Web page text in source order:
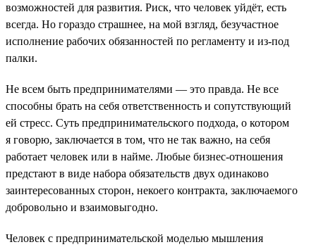
возможностей для развития. Риск, что человек уйдёт, есть
всегда. Но гораздо страшнее, на мой взгляд, безучастное
исполнение рабочих обязанностей по регламенту и из-под
палки.
Не всем быть предпринимателями — это правда. Не все
способны брать на себя ответственность и сопутствующий
ей стресс. Суть предпринимательского подхода, о котором
я говорю, заключается в том, что не так важно, на себя
работает человек или в найме. Любые бизнес-отношения
предстают в виде набора обязательств двух одинаково
заинтересованных сторон, некоего контракта, заключаемого
добровольно и взаимовыгодно.
Человек с предпринимательской моделью мышления